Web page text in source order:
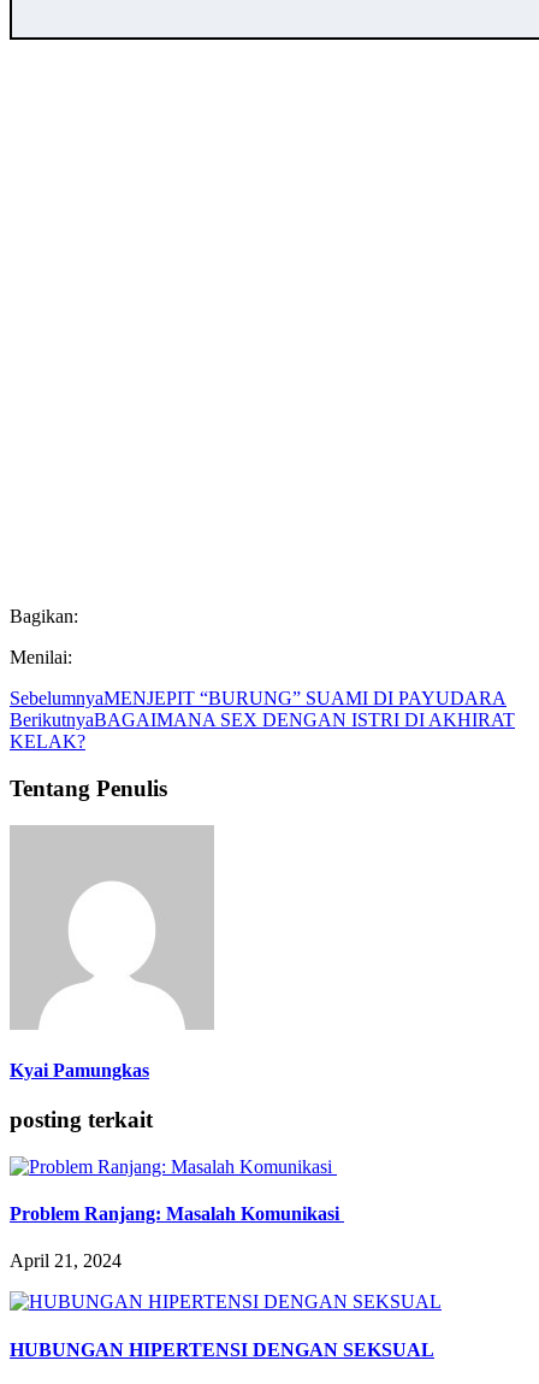
Bagikan:
Menilai:
SebelumnyaMENJEPIT “BURUNG” SUAMI DI PAYUDARA
BerikutnyaBAGAIMANA SEX DENGAN ISTRI DI AKHIRAT
KELAK?
Tentang Penulis
Kyai Pamungkas
posting terkait
Problem Ranjang: Masalah Komunikasi
April 21, 2024
HUBUNGAN HIPERTENSI DENGAN SEKSUAL